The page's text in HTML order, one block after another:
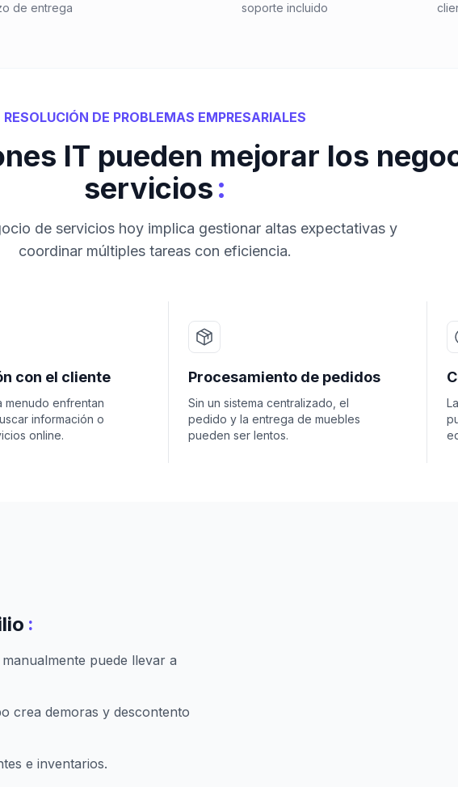
de entrega soporte incluido
RESOLUCIÓN DE PROBLEMAS EMPRESARIALES
IT pueden mejorar los
servicios:
de servicios hoy implica gestionar altas expectativas y
coordinar múltiples tareas con eficiencia.
con el cliente
menudo enfrentan
información o
online.
Procesamiento de pedidos
Sin un sistema centralizado, el
pedido y la entrega de muebles
pueden ser lentos.
:
puede llevar a
crea demoras y descontento
e inventarios.